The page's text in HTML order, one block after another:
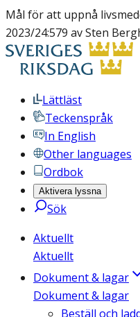
Mål för att uppnå
2023/24:579 av Sten
Lättläst
Teckenspråk
In English
Other languages
Ordbok
Aktivera lyssna
Sök
Aktuellt
Aktuellt
Dokument & lagar
Dokument & lagar
Beställ och